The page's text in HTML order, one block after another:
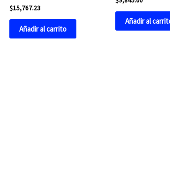
$15,767.23
Añadir al carrito
Añadir al